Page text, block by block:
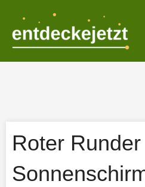
springen
Roter Runder